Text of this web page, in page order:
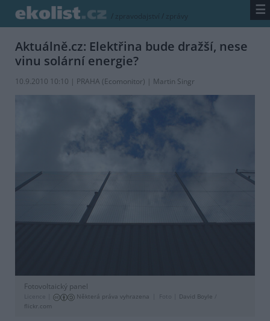
/ zpravodajství / zprávy ☰
Aktuálně.cz: Elektřina bude dražší, nese
vinu solární energie?
10.9.2010 10:10 | PRAHA (Ecomonitor) | Martin Singr
Fotovoltaický panel
Licence | Některá práva vyhrazena Foto | David Boyle
flickr.com